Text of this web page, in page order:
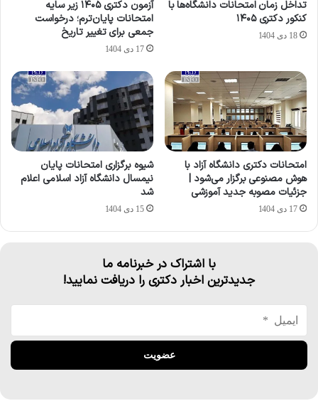
تداخل زمان امتحانات دانشگاه‌ها با
کنکور دکتری ۱۴۰۵
18 دی 1404
آزمون دکتری ۱۴۰۵ زیر سایه
امتحانات پایان‌ترم؛ درخواست
جمعی برای تغییر تاریخ
17 دی 1404
امتحانات دکتری دانشگاه آزاد با
هوش مصنوعی برگزار می‌شود |
جزئیات مصوبه جدید آموزشی
17 دی 1404
شیوه برگزاری امتحانات پایان
نیمسال دانشگاه آزاد اسلامی اعلام
شد
15 دی 1404
با اشتراک در خبرنامه ما
جدیدترین اخبار دکتری را دریافت نمایید!